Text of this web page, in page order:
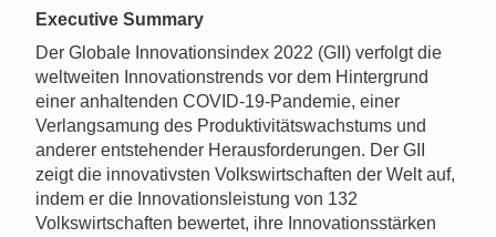
Executive Summary
Der Globale Innovationsindex 2022 (GII) verfolgt die
weltweiten Innovationstrends vor dem Hintergrund
einer anhaltenden COVID-19-Pandemie, einer
Verlangsamung des Produktivitätswachstums und
anderer entstehender Herausforderungen. Der GII
zeigt die innovativsten Volkswirtschaften der Welt auf,
indem er die Innovationsleistung von 132
Volkswirtschaften bewertet, ihre Innovationsstärken